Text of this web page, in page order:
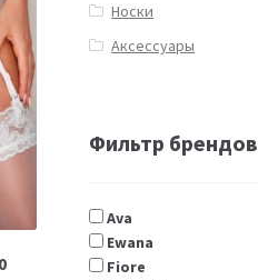
Носки
Аксессуары
Фильтр брендов
Ava
Ewana
Fiore